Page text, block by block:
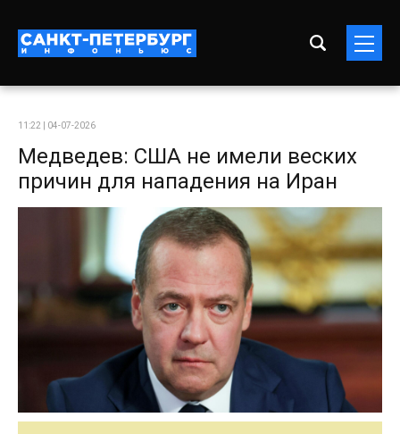
11:22 | 04-07-2026
Медведев: США не имели веских
причин для нападения на Иран